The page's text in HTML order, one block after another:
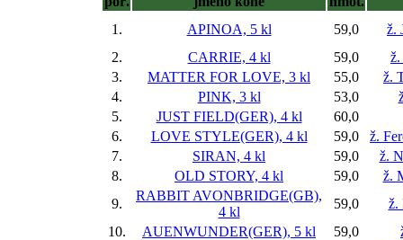
1.
APINOA, 5 kl 59,0
ž.
2.
CARRIE, 4 kl 59,0
ž.
3.
MATTER FOR LOVE, 3 kl 55,0
ž.
4.
PINK, 3 kl 53,0
5.
JUST FIELD(GER), 4 kl
60,0
6.
LOVE STYLE(GER), 4 kl 59,0
ž.
7.
SIRAN, 4 kl 59,0
ž.
8.
OLD STORY, 4 kl 59,0
ž.
9.
RABBIT AVONBRIDGE(GB),
4 kl
59,0
ž.
10.
AUENWUNDER(GER), 5 kl 59,0